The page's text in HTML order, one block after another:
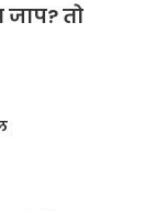
जाप? तो